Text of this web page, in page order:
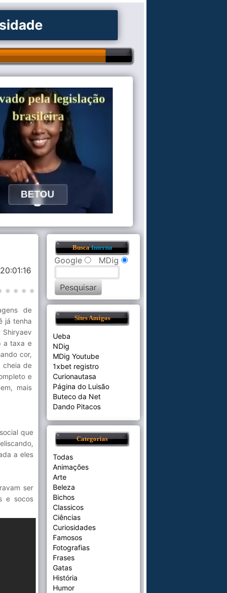
de
já tenha
a taxa e
cor,
cheia de
e
mais
que
a eles
ser
e socos
BuscaInterna
Google MDig
Sites Amigos
Ueba
NDig
MDig Youtube
1xbet registro
Curionautasa
Página do Luisão
Buteco da Net
Dando Pitacos
Categorias
Todas
Animações
Arte
Beleza
Bichos
Classicos
Ciências
Curiosidades
Famosos
Fotografias
Frases
Gatas
História
Humor